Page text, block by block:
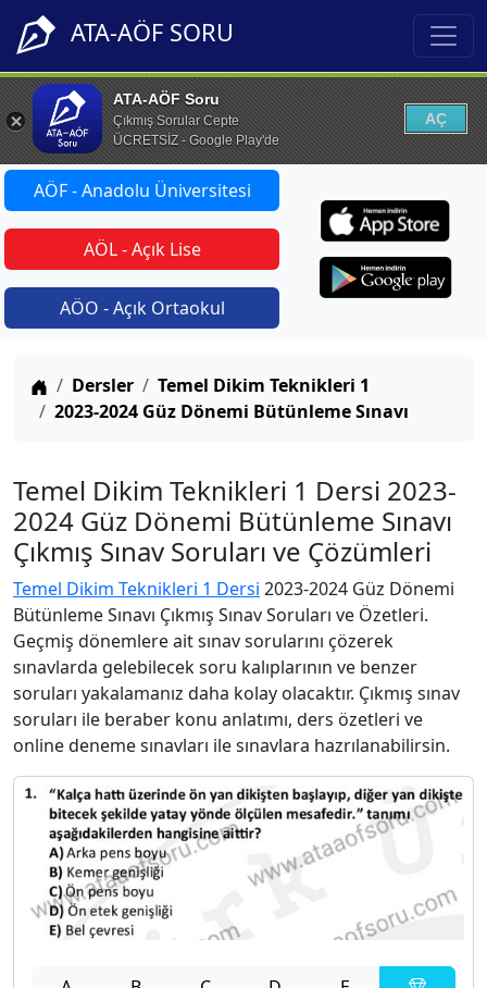
ATA-AÖF SORU
ATA-AÖF Soru
Çıkmış Sorular Cepte
ÜCRETSİZ - Google Play'de
AÇ
AÖF - Anadolu Üniversitesi
AÖL - Açık Lise
AÖO - Açık Ortaokul
Anasayfa
Dersler
Temel Dikim Teknikleri 1
2023-2024 Güz Dönemi Bütünleme Sınavı
Temel Dikim Teknikleri 1 Dersi 2023-
2024 Güz Dönemi Bütünleme Sınavı
Çıkmış Sınav Soruları ve Çözümleri
Temel Dikim Teknikleri 1 Dersi 2023-2024 Güz Dönemi
Bütünleme Sınavı Çıkmış Sınav Soruları ve Özetleri.
Geçmiş dönemlere ait sınav sorularını çözerek
sınavlarda gelebilecek soru kalıplarının ve benzer
soruları yakalamanız daha kolay olacaktır. Çıkmış sınav
soruları ile beraber konu anlatımı, ders özetleri ve
online deneme sınavları ile sınavlara hazrılanabilirsin.